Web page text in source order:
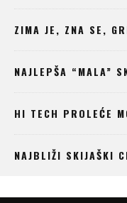
ZIMA JE, ZNA SE,
NAJLEPŠA “MALA”
HI TECH PROLEĆE
NAJBLIŽI SKIJAŠKI